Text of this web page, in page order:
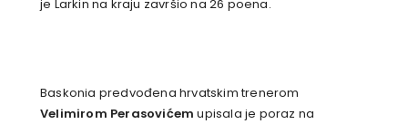
je Larkin na kraju završio na 26 poena.
Baskonia predvođena hrvatskim trenerom
Velimirom Perasovićem upisala je poraz na